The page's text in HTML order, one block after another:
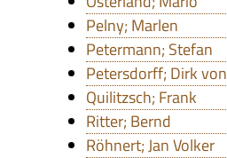
Pelny; Marlen
Petermann; Stefan
Petersdorff; Dirk von
Quilitzsch; Frank
Ritter; Bernd
Röhnert; Jan Volker